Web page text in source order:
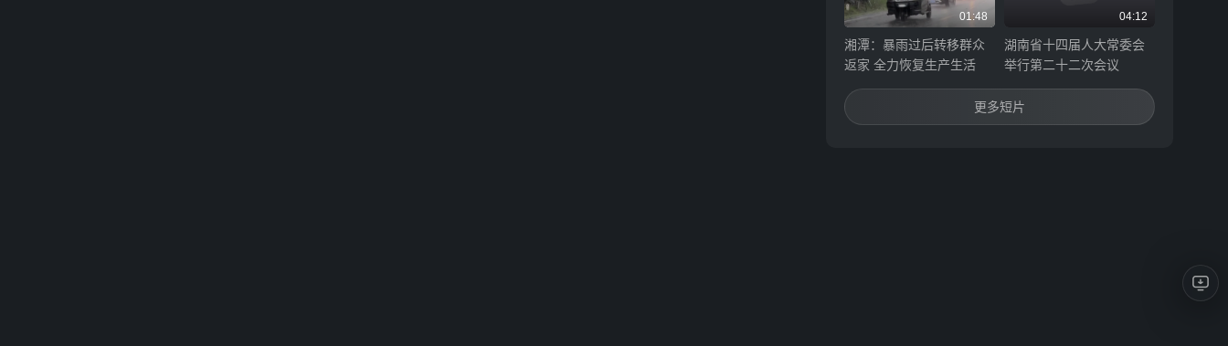
01:48
湘潭：暴雨过后转移群众
返家 全力恢复生产生活
04:12
湖南省十四届人大常委会
举行第二十二次会议
更多短片